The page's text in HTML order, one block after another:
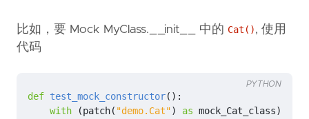
比如，要 Mock MyClass.__init__ 中的 Cat(), 使用
代码
def test_mock_constructor():
with
(patch( "demo.Cat") as mock_Cat_class):
PYTHON